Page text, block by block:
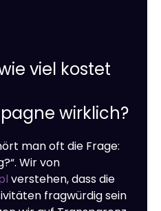
viel kostet
wirklich?
man oft die Frage:
Wir von
verstehen, dass die
fragwürdig sein